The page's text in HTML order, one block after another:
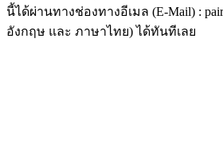
นี้ได้ผ่านทางช่องทางอีเมล (E-Mail) :
อังกฤษ และ ภาษาไทย) ได้ทันทีเลย